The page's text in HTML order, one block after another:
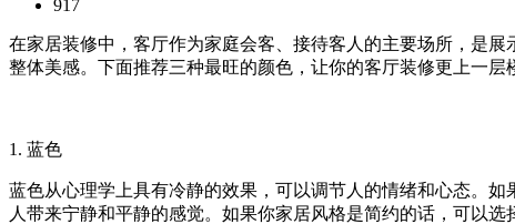
917
在家居装修中，客厅作为家庭会客、接待客人的主要场所，是
整体美感。下面推荐三种最旺的颜色，让你的客厅装修更上一层
1. 蓝色
蓝色从心理学上具有冷静的效果，可以调节人的情绪和心态。
人带来宁静和平静的感觉。如果你家居风格是简约的话，可以